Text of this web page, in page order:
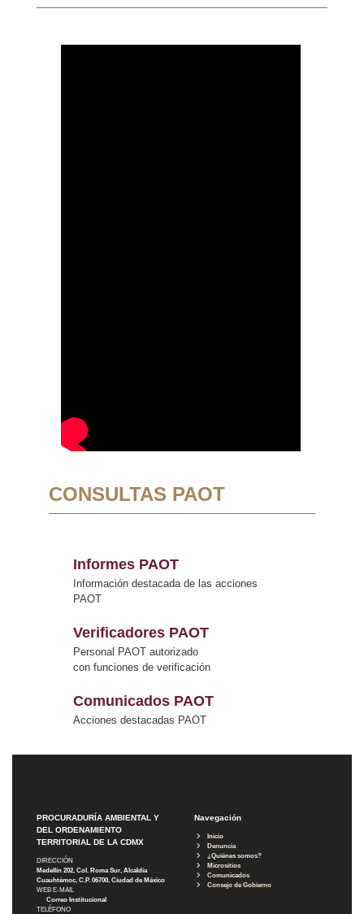
CONSULTAS PAOT
Informes PAOT
Información destacada de las acciones
PAOT
Verificadores PAOT
Personal PAOT autorizado
con funciones de verificación
Comunicados PAOT
Acciones destacadas PAOT
PROCURADURÍA AMBIENTAL Y
DEL ORDENAMIENTO
TERRITORIAL DE LA CDMX
DIRECCIÓN
Medellín 202, Col. Roma Sur, Alcaldía
Cuauhtémoc, C.P. 06700, Ciudad de México
WEB E-MAIL
Correo Institucional
TELÉFONO
Navegación
Inicio
Denuncia
¿Quiénes somos?
Micrositios
Comunicados
Consejo de Gobierno